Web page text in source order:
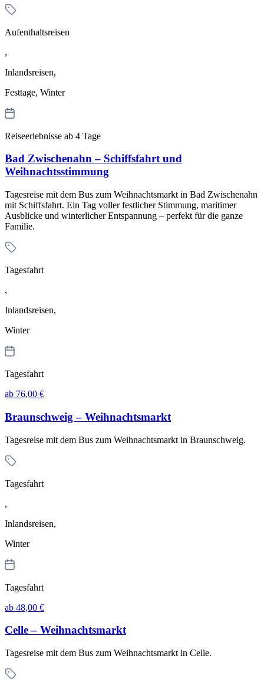
Aufenthaltsreisen
,
Inlandsreisen,
Festtage, Winter
Reiseerlebnisse ab 4 Tage
Bad Zwischenahn – Schiffsfahrt und
Weihnachtsstimmung
Tagesreise mit dem Bus zum Weihnachtsmarkt in Bad Zwischenahn
mit Schiffsfahrt. Ein Tag voller festlicher Stimmung, maritimer
Ausblicke und winterlicher Entspannung – perfekt für die ganze
Familie.
Tagesfahrt
,
Inlandsreisen,
Winter
Tagesfahrt
ab 76,00 €
Braunschweig – Weihnachtsmarkt
Tagesreise mit dem Bus zum Weihnachtsmarkt in Braunschweig.
Tagesfahrt
,
Inlandsreisen,
Winter
Tagesfahrt
ab 48,00 €
Celle – Weihnachtsmarkt
Tagesreise mit dem Bus zum Weihnachtsmarkt in Celle.